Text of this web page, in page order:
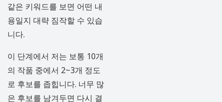
같은 키워드를 보면 어떤 내
용일지 대략 짐작할 수 있습
니다.
이 단계에서 저는 보통 10개
의 작품 중에서 2~3개 정도
로 후보를 좁힙니다. 너무 많
은 후보를 남겨두면 다시 결